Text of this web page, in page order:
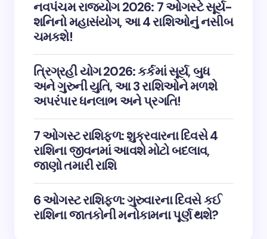
નવપંચમ રાજયોગ 2026: 7 ઓગસ્ટે સૂર્ય-
શનિનો મહાસંયોગ, આ 4 રાશિઓનું નસીબ
ચમકશે!
ત્રિગ્રહી યોગ 2026: કર્કમાં સૂર્ય, બુધ
અને ગુરુની યુતિ, આ 3 રાશિઓને મળશે
અપરંપાર ધનલાભ અને પ્રગતિ!
7 ઓગસ્ટ રાશિફળ: શુક્રવારના દિવસે 4
રાશિના જીવનમાં આવશે મોટો બદલાવ,
જાણો તમારી રાશિ
6 ઓગસ્ટ રાશિફળ: ગુરુવારના દિવસે કઈ
રાશિના જાતકોની મનોકામના પૂર્ણ થશે?